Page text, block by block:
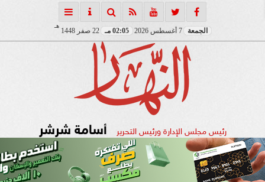
الجمعة 7 أغسطس 2026 02:05 مـ 22 صفر 1448
هـ
رئيس مجلس الإدارة ورئيس التحرير أسامة شرشر